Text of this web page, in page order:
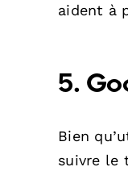
aident à
5.
Bien
suivre le